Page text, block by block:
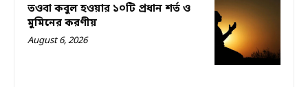
তওবা কবুল হওয়ার ১০টি প্রধান শর্ত ও
মুমিনের করণীয়
August 6, 2026